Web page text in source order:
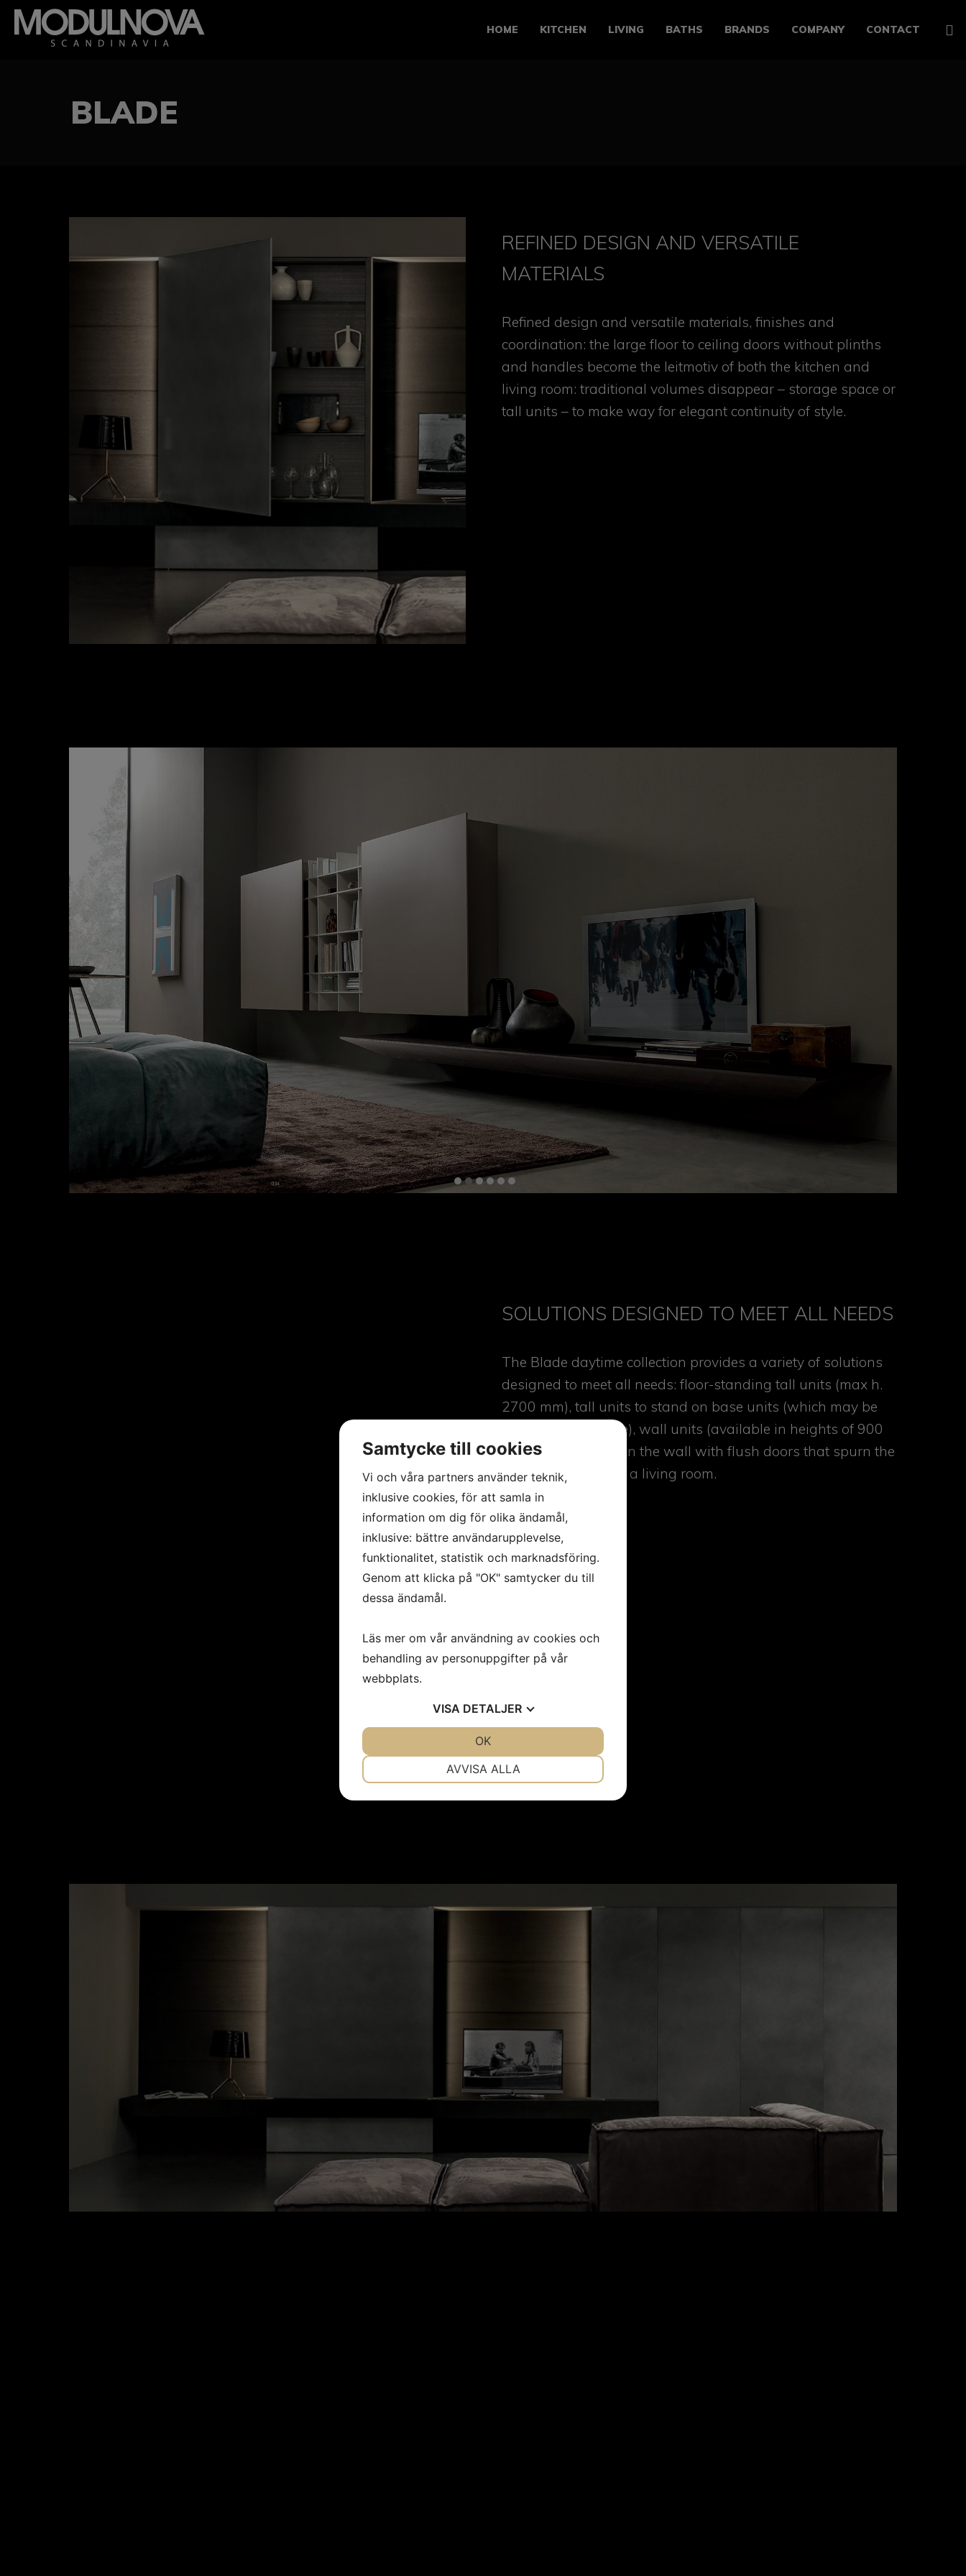
HOME KITCHEN LIVING BATHS BRANDS COMPANY CONTACT
BLADE
REFINED DESIGN AND VERSATILE
MATERIALS
Refined design and versatile materials, finishes and
coordination: the large floor to ceiling doors without plinths
and handles become the leitmotiv of both the kitchen and
living room: traditional volumes disappear – storage space or
tall units – to make way for elegant continuity of style.
SOLUTIONS DESIGNED TO MEET ALL NEEDS
The Blade daytime collection provides a variety of solutions
designed to meet all needs: floor-standing tall units (max h.
2700 mm), tall units to stand on base units (which may be
Blade, More or Face), wall units (available in heights of 900
or 1200mm) inset on the wall with flush doors that spurn the
classical concept of a living room.
Samtycke till cookies
Vi och våra partners använder teknik,
inklusive cookies, för att samla in
information om dig för olika ändamål,
inklusive: bättre användarupplevelse,
funktionalitet, statistik och marknadsföring.
Genom att klicka på "OK" samtycker du till
dessa ändamål.
Läs mer om vår användning av cookies och
behandling av personuppgifter på vår
webbplats.
VISA DETALJER
AVVISA ALLA
OK